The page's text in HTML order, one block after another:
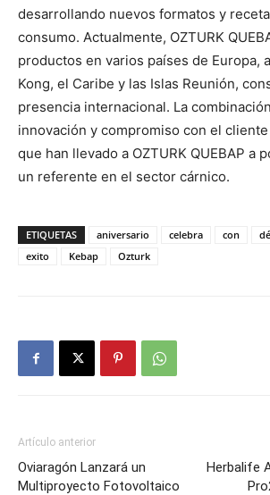
desarrollando nuevos formatos y
consumo. Actualmente, OZTURK
productos en varios países de Europa,
Kong, el Caribe y las Islas Reunión,
presencia internacional. La
innovación y compromiso con el
que han llevado a OZTURK QUEBAP a
un referente en el sector cárnico.
ETIQUETAS aniversario celebra con
exito
Kebap Ozturk
Artículo anterior
Oviaragón Lanzará un
Multiproyecto Fotovoltaico
Herbalife